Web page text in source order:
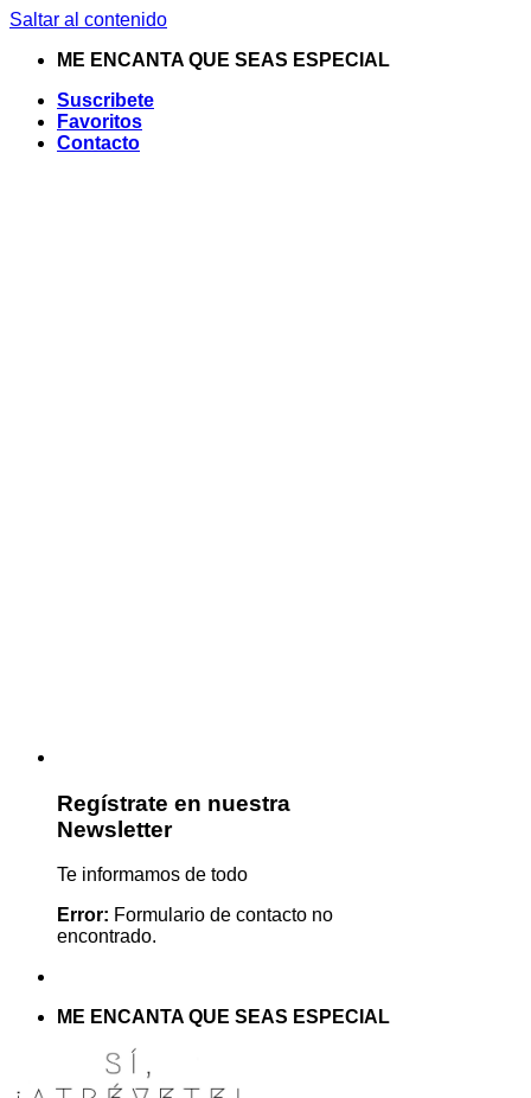
Saltar al contenido
ME ENCANTA QUE SEAS ESPECIAL
Suscribete
Favoritos
Contacto
Regístrate en nuestra
Newsletter
Te informamos de todo
Error: Formulario de contacto no
encontrado.
ME ENCANTA QUE SEAS ESPECIAL